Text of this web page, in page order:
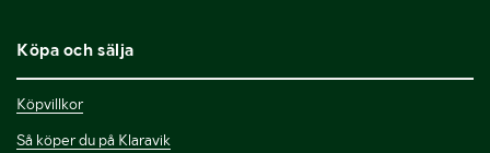
Köpa och sälja
Köpvillkor
Så köper du på Klaravik